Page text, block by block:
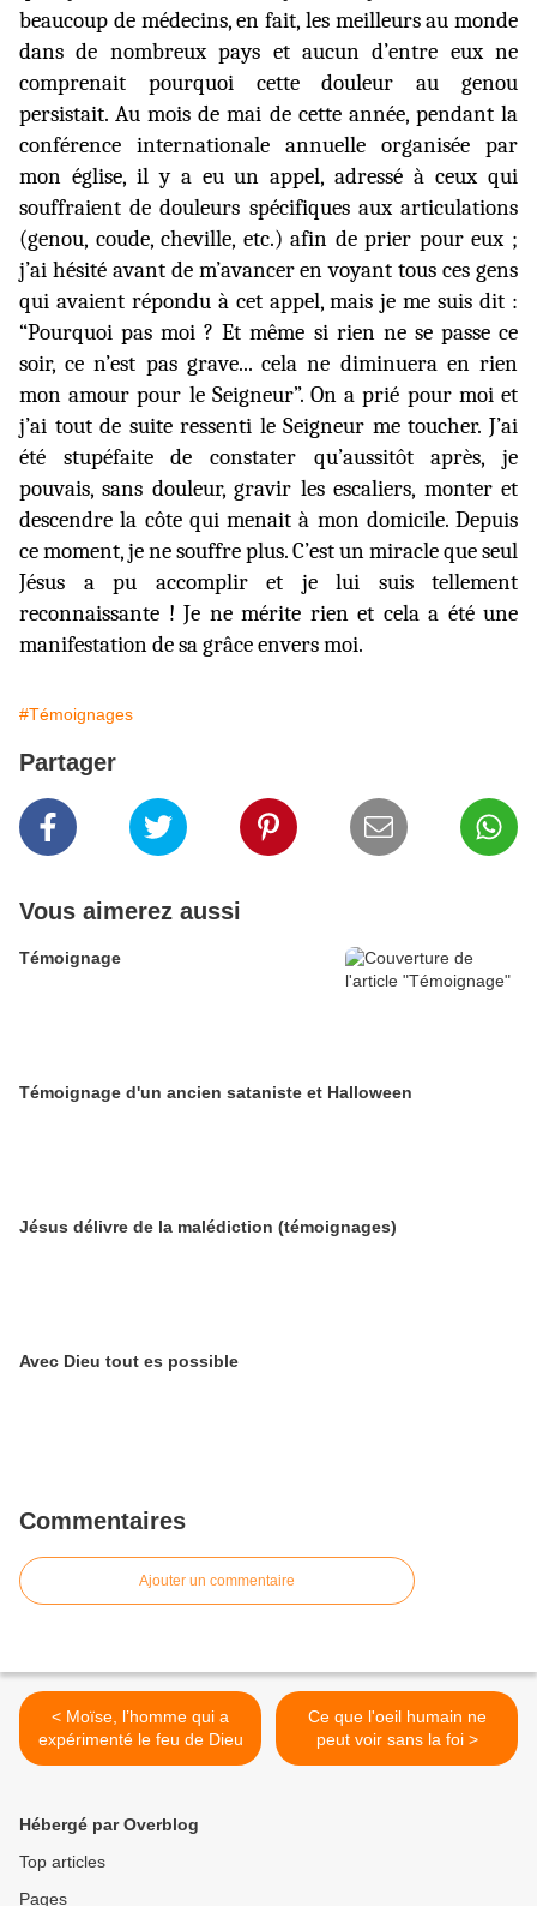
beaucoup de médecins, en fait, les meilleurs au monde
dans de nombreux pays et aucun d’entre eux ne
comprenait pourquoi cette douleur au genou
persistait. Au mois de mai de cette année, pendant la
conférence internationale annuelle organisée par
mon église, il y a eu un appel, adressé à ceux qui
souffraient de douleurs spécifiques aux articulations
(genou, coude, cheville, etc.) afin de prier pour eux ;
j’ai hésité avant de m’avancer en voyant tous ces gens
qui avaient répondu à cet appel, mais je me suis dit :
“Pourquoi pas moi ? Et même si rien ne se passe ce
soir, ce n’est pas grave... cela ne diminuera en rien
mon amour pour le Seigneur”. On a prié pour moi et
j’ai tout de suite ressenti le Seigneur me toucher. J’ai
été stupéfaite de constater qu’aussitôt après, je
pouvais, sans douleur, gravir les escaliers, monter et
descendre la côte qui menait à mon domicile. Depuis
ce moment, je ne souffre plus. C’est un miracle que seul
Jésus a pu accomplir et je lui suis tellement
reconnaissante ! Je ne mérite rien et cela a été une
manifestation de sa grâce envers moi.
#Témoignages
Partager
Vous aimerez aussi
Témoignage
Témoignage d'un ancien sataniste et Halloween
Jésus délivre de la malédiction (témoignages)
Avec Dieu tout es possible
Commentaires
Ajouter un commentaire
< Moïse, l’homme qui a
expérimenté le feu de Dieu
Ce que l'oeil humain ne
peut voir sans la foi >
Hébergé par Overblog
Top articles
Pages